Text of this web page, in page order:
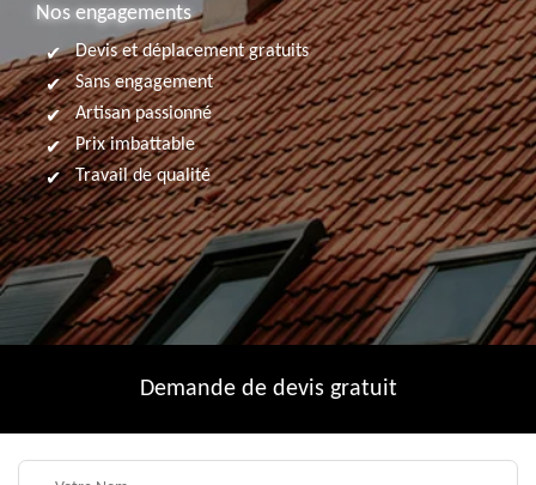
Nos engagements
Devis et déplacement gratuits
Sans engagement
Artisan passionné
Prix imbattable
Travail de qualité
Demande de devis gratuit